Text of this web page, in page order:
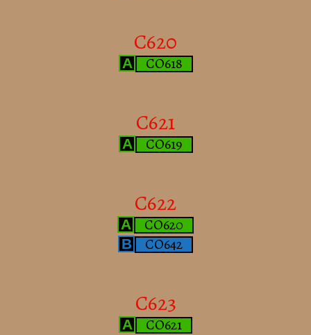
C620
A CO618
C621
A CO619
C622
A CO620
B CO642
C623
A CO621